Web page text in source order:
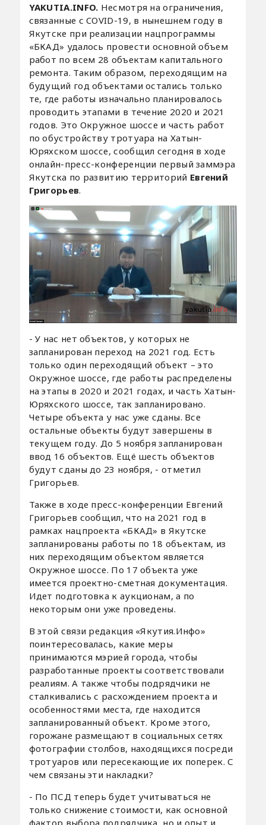
YAKUTIA.INFO. Несмотря на ограничения,
связанные с COVID-19, в нынешнем году в
Якутске при реализации нацпрограммы
«БКАД» удалось провести основной объем
работ по всем 28 объектам капитального
ремонта. Таким образом, переходящим на
будущий год объектами остались только
те, где работы изначально планировалось
проводить этапами в течение 2020 и 2021
годов. Это Окружное шоссе и часть работ
по обустройству тротуара на Хатын-
Юряхском шоссе, сообщил сегодня в ходе
онлайн-пресс-конференции первый заммэра
Якутска по развитию территорий Евгений
Григорьев.
- У нас нет объектов, у которых не
запланирован переход на 2021 год. Есть
только один переходящий объект – это
Окружное шоссе, где работы распределены
на этапы в 2020 и 2021 годах, и часть Хатын-
Юряхского шоссе, так запланировано.
Четыре объекта у нас уже сданы. Все
остальные объекты будут завершены в
текущем году. До 5 ноября запланирован
ввод 16 объектов. Ещё шесть объектов
будут сданы до 23 ноября, - отметил
Григорьев.
Также в ходе пресс-конференции Евгений
Григорьев сообщил, что на 2021 год в
рамках нацпроекта «БКАД» в Якутске
запланированы работы по 18 объектам, из
них переходящим объектом является
Окружное шоссе. По 17 объекта уже
имеется проектно-сметная документация.
Идет подготовка к аукционам, а по
некоторым они уже проведены.
В этой связи редакция «Якутия.Инфо»
поинтересовалась, какие меры
принимаются мэрией города, чтобы
разработанные проекты соответствовали
реалиям. А также чтобы подрядчики не
сталкивались с расхождением проекта и
особенностями места, где находится
запланированный объект. Кроме этого,
горожане размещают в социальных сетях
фотографии столбов, находящихся посреди
тротуаров или пересекающие их поперек. С
чем связаны эти накладки?
- По ПСД теперь будет учитываться не
только снижение стоимости, как основной